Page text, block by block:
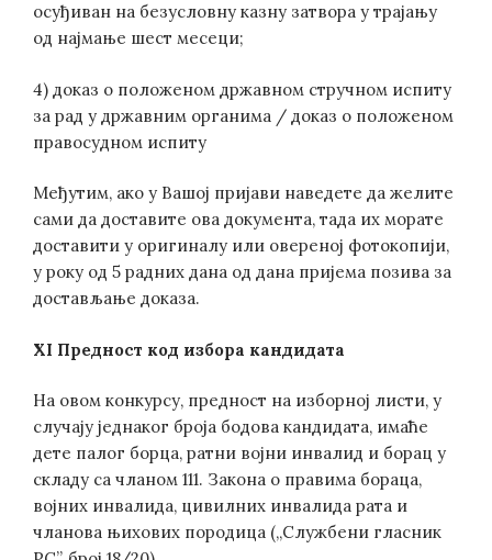
осуђиван на безусловну казну затвора у трајању
од најмање шест месеци;
4) доказ о положеном државном стручном испиту
за рад у државним органима / доказ о положеном
правосудном испиту
Међутим, ако у Вашој пријави наведете да желите
сами да доставите ова документа, тада их морате
доставити у оригиналу или овереној фотокопији,
у року од 5 радних дана од дана пријема позива за
достављање доказа.
XI Предност код избора кандидата
На овом конкурсу, предност на изборној листи, у
случају једнаког броја бодова кандидата, имаће
дете палог борца, ратни војни инвалид и борац у
складу са чланом 111. Закона о правима бораца,
војних инвалида, цивилних инвалида рата и
чланова њихових породица („Службени гласник